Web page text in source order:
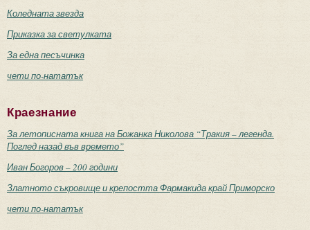
Коледната звезда
Приказка за светулката
За една песъчинка
чети по-нататък
Краезнание
За летописната книга на Божанка Николова “Тракия – легенда.
Поглед назад във времето”
Иван Богоров – 200 години
Златното съкровище и крепостта Фармакида край Приморско
чети по-нататък